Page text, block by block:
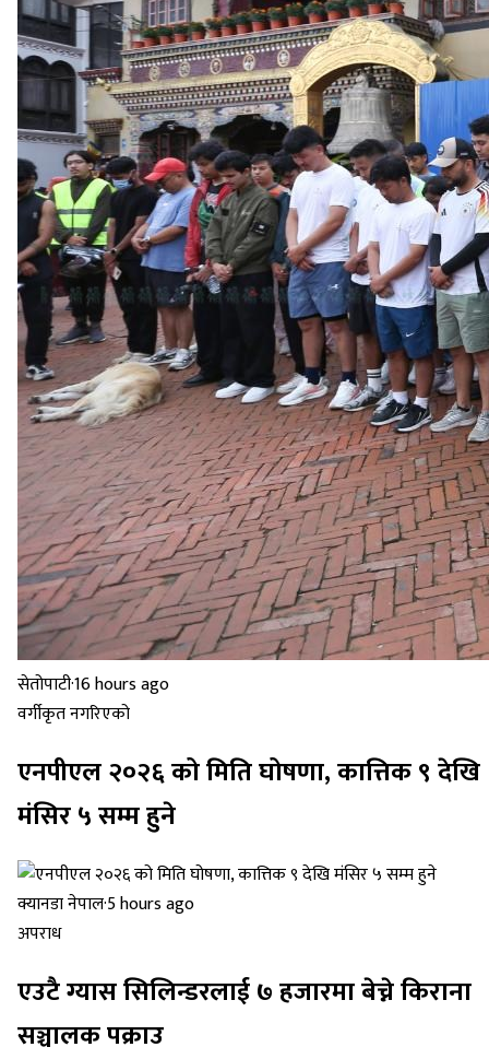
सेतोपाटी·16 hours ago
वर्गीकृत नगरिएको
एनपीएल २०२६ को मिति घोषणा, कात्तिक ९ देखि
मंसिर ५ सम्म हुने
क्यानडा नेपाल·5 hours ago
अपराध
एउटै ग्यास सिलिन्डरलाई ७ हजारमा बेच्ने किराना
सञ्चालक पक्राउ